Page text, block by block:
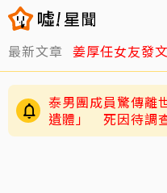
最新文章 姜厚任女友發文
泰男團成員驚傳離
遺體」 死因待調